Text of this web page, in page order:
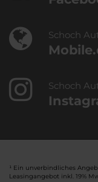
Schoch
Schoch
¹ Ein unverbindliches
Leasingangebot inkl. 19%